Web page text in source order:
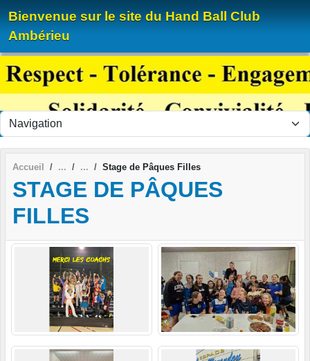
Bienvenue sur le site du Hand Ball Club
Ambérieu
Accueil Stage de Pâques Filles
STAGE DE PÂQUES
FILLES